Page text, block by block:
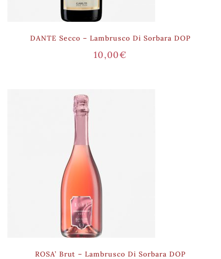
DANTE Secco – Lambrusco Di Sorbara DOP
10,00€
ROSA’ Brut – Lambrusco Di Sorbara DOP